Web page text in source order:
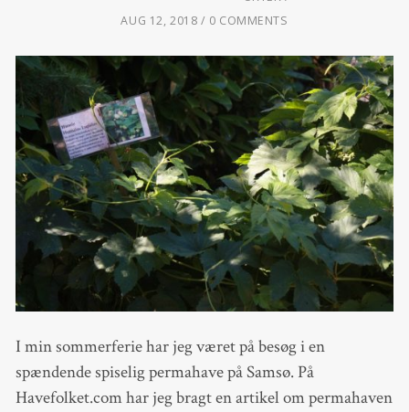
AUG 12, 2018
0 COMMENTS
I min sommerferie har jeg været på besøg i en
spændende spiselig permahave på Samsø. På
Havefolket.com har jeg bragt en artikel om permahaven